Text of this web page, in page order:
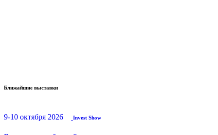
Ближайшие выставки
9-10 октября 2026 Invest Show